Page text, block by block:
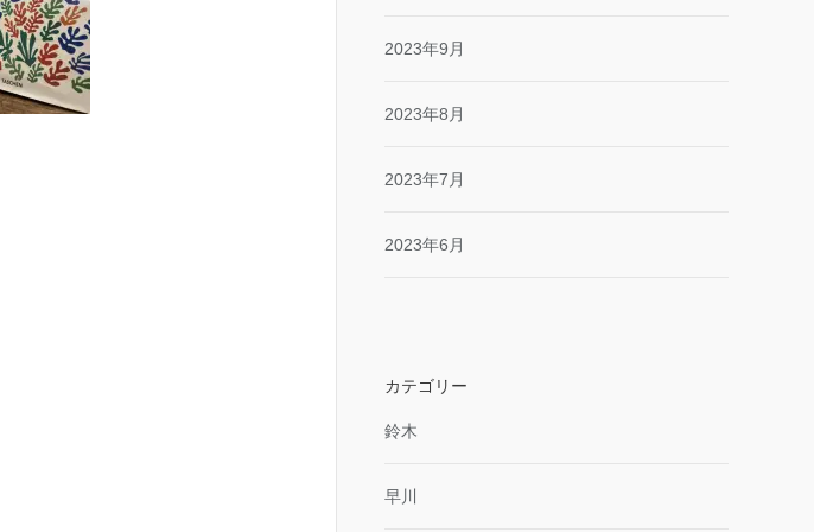
2023年9月
2023年8月
2023年7月
2023年6月
カテゴリー
鈴木
早川